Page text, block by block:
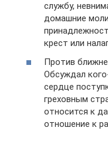
службу,
домашние
крест или
Против
Обсуждал
сердце
греховным
относится к
отношение к